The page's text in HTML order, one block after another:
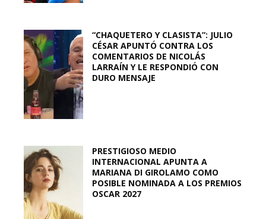
“CHAQUETERO Y CLASISTA”: JULIO
CÉSAR APUNTÓ CONTRA LOS
COMENTARIOS DE NICOLÁS
LARRAÍN Y LE RESPONDIÓ CON
DURO MENSAJE
PRESTIGIOSO MEDIO
INTERNACIONAL APUNTA A
MARIANA DI GIROLAMO COMO
POSIBLE NOMINADA A LOS PREMIOS
OSCAR 2027